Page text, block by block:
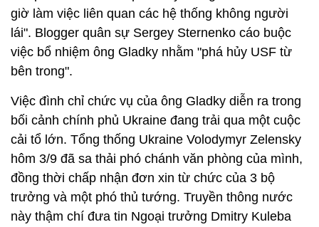
giờ làm việc liên quan các hệ thống không người
lái". Blogger quân sự Sergey Sternenko cáo buộc
việc bổ nhiệm ông Gladky nhằm "phá hủy USF từ
bên trong".
Việc đình chỉ chức vụ của ông Gladky diễn ra trong
bối cảnh chính phủ Ukraine đang trải qua một cuộc
cải tổ lớn. Tổng thống Ukraine Volodymyr Zelensky
hôm 3/9 đã sa thải phó chánh văn phòng của mình,
đồng thời chấp nhận đơn xin từ chức của 3 bộ
trưởng và một phó thủ tướng. Truyền thông nước
này thậm chí đưa tin Ngoại trưởng Dmitry Kuleba